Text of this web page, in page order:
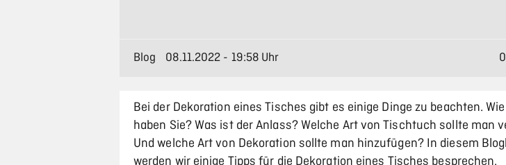
Blog 08.11.2022 - 19:58 Uhr
Bei der Dekoration eines Tisches gibt es einige Dinge zu beachten.
haben Sie? Was ist der Anlass? Welche Art von Tischtuch sollte man
Und welche Art von Dekoration sollte man hinzufügen? In diesem